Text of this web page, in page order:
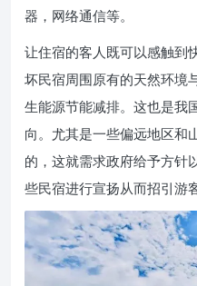
器，网络通信等。
让住宿的客人既可以感触到
坏民宿周围原有的天然环境
生能源节能减排。这也是我
向。尤其是一些偏远地区和
的，这就需求政府给予方针
些民宿进行宣扬从而招引游